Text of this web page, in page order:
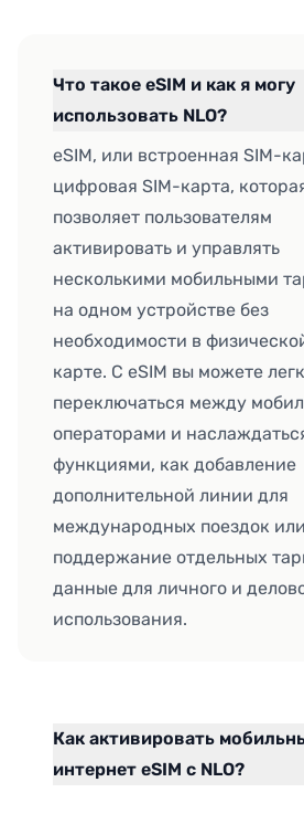
Что такое eSIM и как я могу
использовать NLO?
eSIM, или встроенная SIM-
цифровая SIM-карта,
позволяет пользователям
активировать и управлять
несколькими мобильными
на одном устройстве без
необходимости в
карте. С eSIM вы можете
переключаться между
операторами и
функциями, как добавление
дополнительной линии для
международных поездок или
поддержание отдельных
данные для личного и
использования.
Как активировать
интернет eSIM с NLO?